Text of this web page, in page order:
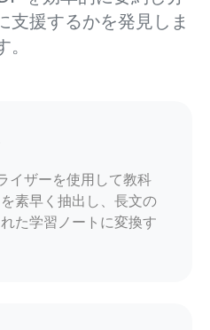
支援するかを発見しま
。
イザーを使用して教科
素早く抽出し、長文の
た学習ノートに変換す